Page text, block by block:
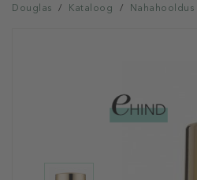
Douglas / Kataloog / Nahahooldus